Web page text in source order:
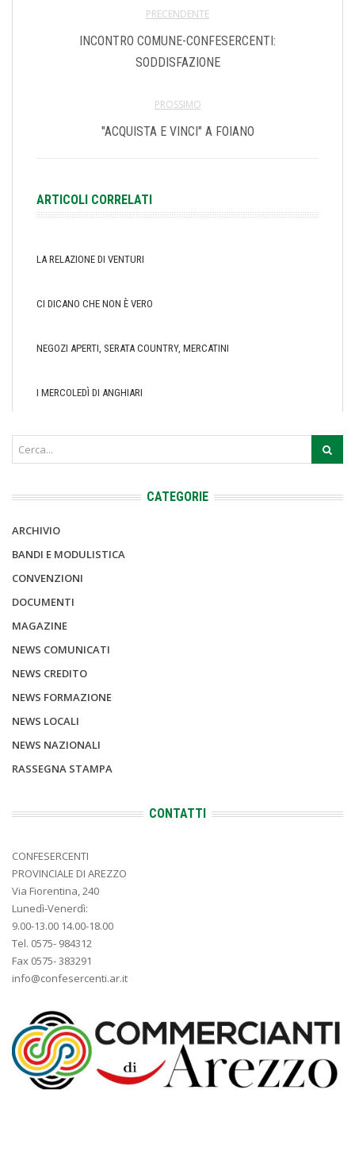
PRECENDENTE
INCONTRO COMUNE-CONFESERCENTI:
SODDISFAZIONE
PROSSIMO
"ACQUISTA E VINCI" A FOIANO
ARTICOLI CORRELATI
LA RELAZIONE DI VENTURI
CI DICANO CHE NON È VERO
NEGOZI APERTI, SERATA COUNTRY, MERCATINI
I MERCOLEDÌ DI ANGHIARI
CATEGORIE
ARCHIVIO
BANDI E MODULISTICA
CONVENZIONI
DOCUMENTI
MAGAZINE
NEWS COMUNICATI
NEWS CREDITO
NEWS FORMAZIONE
NEWS LOCALI
NEWS NAZIONALI
RASSEGNA STAMPA
CONTATTI
CONFESERCENTI
PROVINCIALE DI AREZZO
Via Fiorentina, 240
Lunedì-Venerdì:
9.00-13.00 14.00-18.00
Tel. 0575- 984312
Fax 0575- 383291
info@confesercenti.ar.it